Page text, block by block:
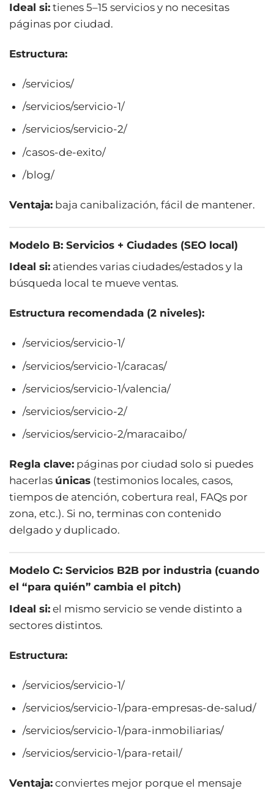
Ideal si: tienes 5–15 servicios y no necesitas
páginas por ciudad.
Estructura:
/servicios/
/servicios/servicio-1/
/servicios/servicio-2/
/casos-de-exito/
/blog/
Ventaja: baja canibalización, fácil de mantener.
Modelo B: Servicios + Ciudades (SEO local)
Ideal si: atiendes varias ciudades/estados y la
búsqueda local te mueve ventas.
Estructura recomendada (2 niveles):
/servicios/servicio-1/
/servicios/servicio-1/caracas/
/servicios/servicio-1/valencia/
/servicios/servicio-2/
/servicios/servicio-2/maracaibo/
Regla clave: páginas por ciudad solo si puedes
hacerlas únicas (testimonios locales, casos,
tiempos de atención, cobertura real, FAQs por
zona, etc.). Si no, terminas con contenido
delgado y duplicado.
Modelo C: Servicios B2B por industria (cuando
el “para quién” cambia el pitch)
Ideal si: el mismo servicio se vende distinto a
sectores distintos.
Estructura:
/servicios/servicio-1/
/servicios/servicio-1/para-empresas-de-salud/
/servicios/servicio-1/para-inmobiliarias/
/servicios/servicio-1/para-retail/
Ventaja: conviertes mejor porque el mensaje